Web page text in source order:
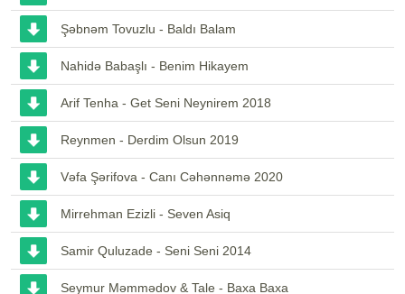
Şəbnəm Tovuzlu - Baldı Balam
Nahidə Babaşlı - Benim Hikayem
Arif Tenha - Get Seni Neynirem 2018
Reynmen - Derdim Olsun 2019
Vəfa Şərifova - Canı Cəhənnəmə 2020
Mirrehman Ezizli - Seven Asiq
Samir Quluzade - Seni Seni 2014
Seymur Məmmədov & Tale - Baxa Baxa